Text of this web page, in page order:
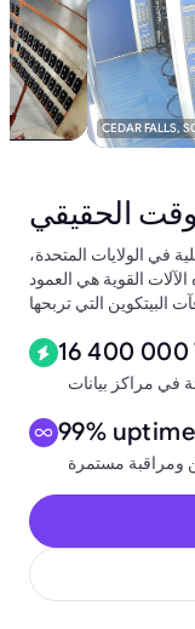
CEDAR FALLS,
الحقيقي
في الولايات المتحدة،
القوية هي العمود
التي تربحها
16 400 000
99% uptime
مستمرة